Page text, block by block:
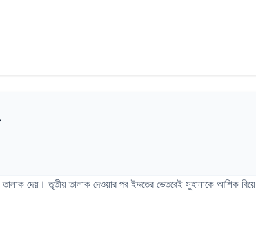
দেয়। তৃতীয় তালাক দেওয়ার পর ইদ্দতের ভেতরেই সুহানাকে আশিক